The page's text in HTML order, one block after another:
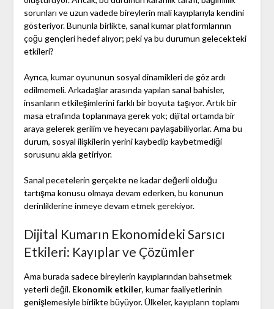
sorunları ve uzun vadede bireylerin mali kayıplarıyla kendini
gösteriyor. Bununla birlikte, sanal kumar platformlarının
çoğu gençleri hedef alıyor; peki ya bu durumun gelecekteki
etkileri?
Ayrıca, kumar oyununun sosyal dinamikleri de göz ardı
edilmemeli. Arkadaşlar arasında yapılan sanal bahisler,
insanların etkileşimlerini farklı bir boyuta taşıyor. Artık bir
masa etrafında toplanmaya gerek yok; dijital ortamda bir
araya gelerek gerilim ve heyecanı paylaşabiliyorlar. Ama bu
durum, sosyal ilişkilerin yerini kaybedip kaybetmediği
sorusunu akla getiriyor.
Sanal pecetelerin gerçekte ne kadar değerli olduğu
tartışma konusu olmaya devam ederken, bu konunun
derinliklerine inmeye devam etmek gerekiyor.
Dijital Kumarın Ekonomideki Sarsıcı
Etkileri: Kayıplar ve Çözümler
Ama burada sadece bireylerin kayıplarından bahsetmek
yeterli değil. Ekonomik etkiler, kumar faaliyetlerinin
genişlemesiyle birlikte büyüyor. Ülkeler, kayıpların toplamı